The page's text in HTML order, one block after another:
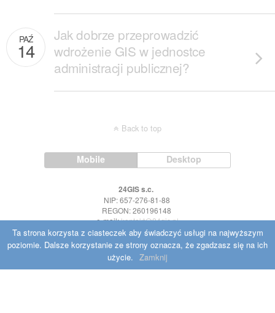
PAŹ
14
Jak dobrze przeprowadzić
wdrożenie GIS w jednostce
administracji publicznej?
Back to top
Mobile Desktop
24GIS s.c.
NIP: 657-276-81-88
REGON: 260196148
e-mail:kontakt@24gis.pl
Ta strona korzysta z ciasteczek aby świadczyć usługi na najwyższym
poziomie. Dalsze korzystanie ze strony oznacza, że zgadzasz się na ich
użycie. Zamknij